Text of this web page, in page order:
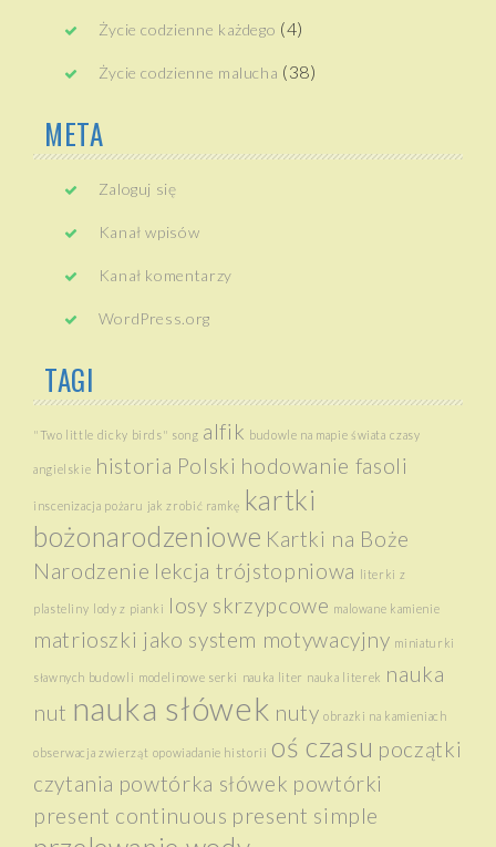
Życie codzienne każdego (4)
Życie codzienne malucha (38)
META
Zaloguj się
Kanał wpisów
Kanał komentarzy
WordPress.org
TAGI
"Two little dicky birds" song alfik budowle na mapie świata czasy
angielskie historia Polski hodowanie fasoli
inscenizacja pożaru jak zrobić ramkę kartki
bożonarodzeniowe Kartki na Boże
Narodzenie lekcja trójstopniowa literki z
plasteliny lody z pianki losy skrzypcowe malowane kamienie
matrioszki jako system motywacyjny miniaturki
sławnych budowli modelinowe serki nauka liter nauka literek nauka
nut nauka słówek nuty obrazki na kamieniach
obserwacja zwierząt opowiadanie historii oś czasu początki
czytania powtórka słówek powtórki
present continuous present simple